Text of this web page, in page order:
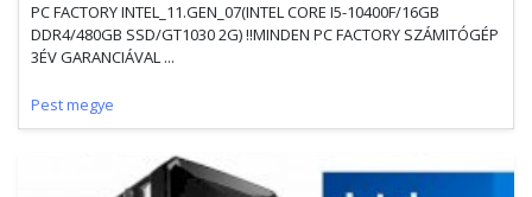
PC FACTORY INTEL_11.GEN_07(INTEL CORE I5-10400F/16GB
DDR4/480GB SSD/GT1030 2G) !!MINDEN PC FACTORY SZÁMITÓGÉP
3ÉV GARANCIÁVAL ...
Pest megye